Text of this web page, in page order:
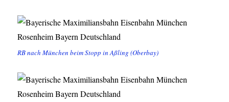
RB nach München beim Stopp in Aßling (Oberbay)